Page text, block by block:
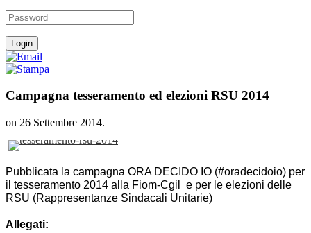
Campagna tesseramento ed elezioni RSU 2014
on 26 Settembre 2014.
Pubblicata la campagna ORA DECIDO IO (#oradecidoio) per
il tesseramento 2014 alla Fiom-Cgil e per le elezioni delle
RSU (Rappresentanze Sindacali Unitarie)
Allegati: